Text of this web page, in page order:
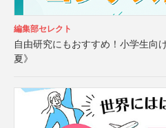
編集部セレクト
自由研究にもおすすめ！小学生向
夏》